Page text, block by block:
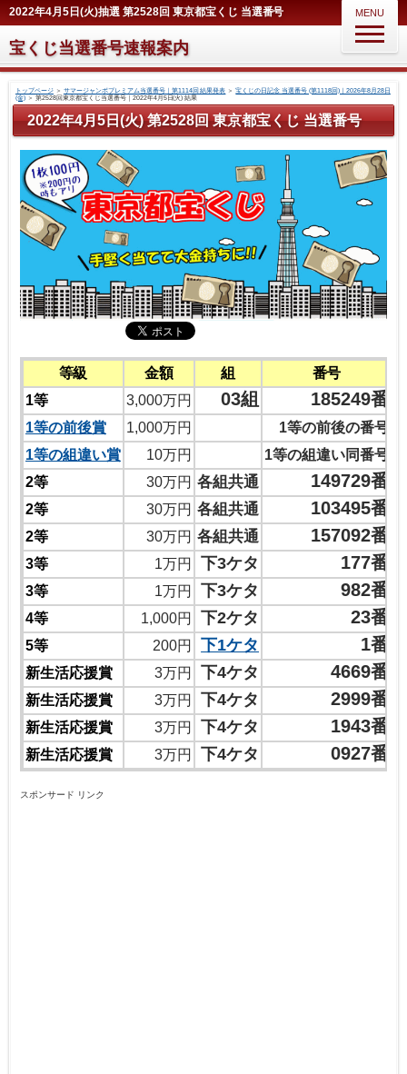
2022年4月5日(火)抽選 第2528回 東京都宝くじ 当選番号
宝くじ当選番号速報案内
MENU
トップページ＞ サマージャンボプレミアム当選番号｜第1114回 結果発表 ＞宝くじの日記念 当選番号 (第1118回)｜2026年8月28日
(金)＞ 第2528回東京都宝くじ当選番号｜2022年4月5日(火) 結果
2022年4月5日(火) 第2528回 東京都宝くじ 当選番号
等級 金額 組
番号
1等
3,000万円 03組 185249番
1等の前後賞 1,000万円
1等の前後の番号
1等の組違い賞
10万円
1等の組違い同番号
2等
30万円 各組共通 149729番
2等 30万円 各組共通 103495番
2等 30万円 各組共通 157092番
3等 1万円 下3ケタ 177番
3等 1万円 下3ケタ 982番
4等 1,000円 下2ケタ 23番
5等 200円 下1ケタ 1番
新生活応援賞 3万円 下4ケタ 4669番
新生活応援賞 3万円 下4ケタ 2999番
新生活応援賞 3万円 下4ケタ 1943番
新生活応援賞 3万円 下4ケタ 0927番
スポンサード リンク